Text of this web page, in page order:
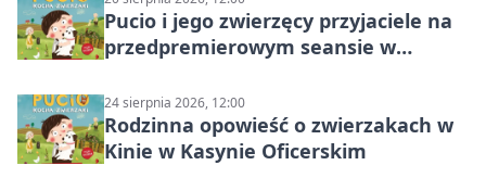
Pucio i jego zwierzęcy przyjaciele na
przedpremierowym seansie w
24 sierpnia 2026, 12:00
Rodzinna opowieść o zwierzakach w
Kinie w Kasynie Oficerskim